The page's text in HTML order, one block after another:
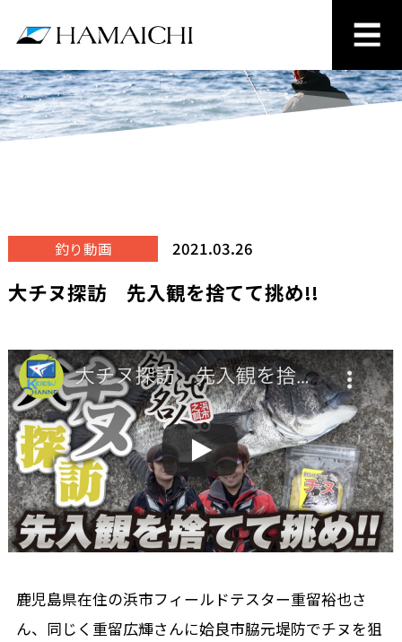
釣り動画 2021.03.26
大チヌ探訪 先入観を捨てて挑め!!
鹿児島県在住の浜市フィールドテスター重留裕也さ
ん、同じく重留広輝さんに姶良市脇元堤防でチヌを狙